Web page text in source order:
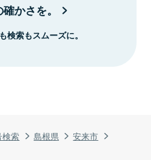
検索 島根県
安来市
かさを。
検索もスムーズに。